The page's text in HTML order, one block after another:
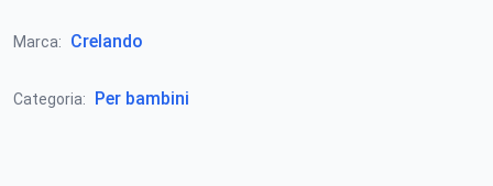
Marca: Crelando
Categoria: Per bambini